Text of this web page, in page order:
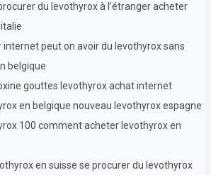
du levothyrox à l’étranger acheter
internet peut on avoir du levothyrox sans
belgique
gouttes levothyrox achat internet
en belgique nouveau levothyrox espagne
100 comment acheter levothyrox en
en suisse se procurer du levothyrox